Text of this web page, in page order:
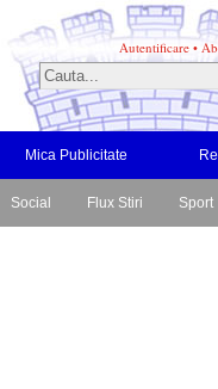
Autentificare •
Mica Publicitate
Social Flux Stiri Sport